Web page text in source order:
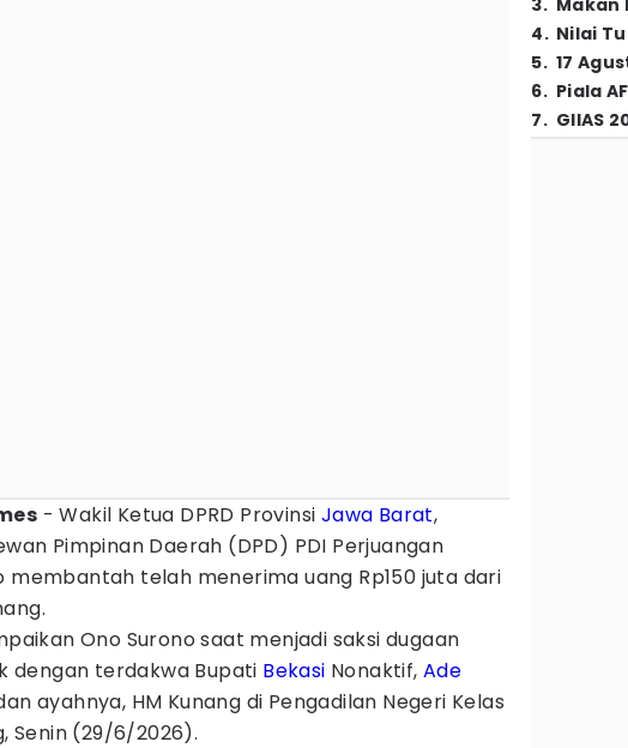
- Wakil Ketua DPRD Provinsi Jawa Barat,
Pimpinan Daerah (DPD) PDI Perjuangan
membantah telah menerima uang Rp150 juta dari
Ono Surono saat menjadi saksi dugaan
dengan terdakwa Bupati Bekasi Nonaktif,Ade
ayahnya, HM Kunang di Pengadilan Negeri Kelas
Senin (29/6/2026).
3. Makan
4. Nilai
5. 17
6. Piala
7. GIIAS